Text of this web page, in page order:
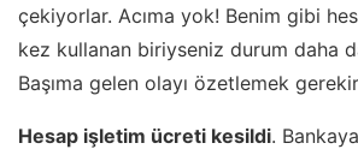
çekiyorlar. Acıma yok! Benim gibi
kez kullanan biriyseniz durum daha
Başıma gelen olayı özetlemek
Hesap işletim ücreti kesildi.